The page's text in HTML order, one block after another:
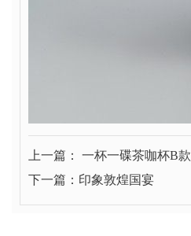
上一篇： 一杯一碟茶咖杯B款
下一篇：印象敦煌国宴